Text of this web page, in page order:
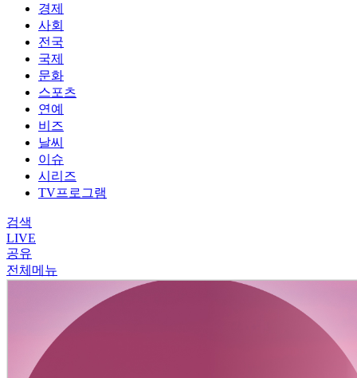
경제
사회
전국
국제
문화
스포츠
연예
비즈
날씨
이슈
시리즈
TV프로그램
검색
LIVE
공유
전체메뉴